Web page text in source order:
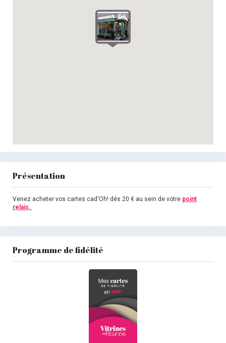
Présentation
Venez acheter vos cartes cad'Oh! dés 20 € au sein de votre point
relais.
Programme de fidélité